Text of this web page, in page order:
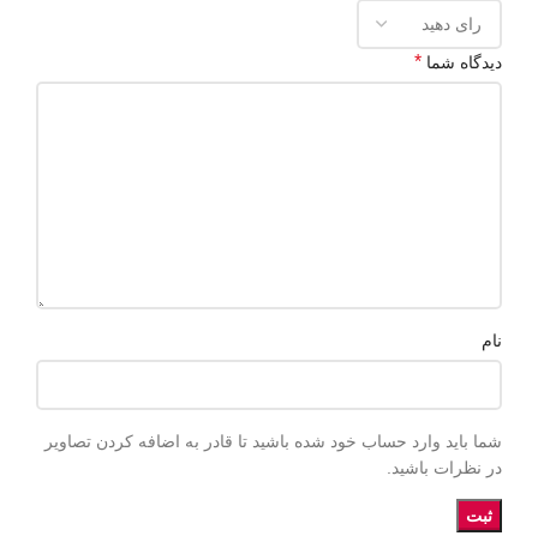
دیدگاه شما *
نام
شما باید وارد حساب خود شده باشید تا قادر به اضافه کردن تصاویر
در نظرات باشید.